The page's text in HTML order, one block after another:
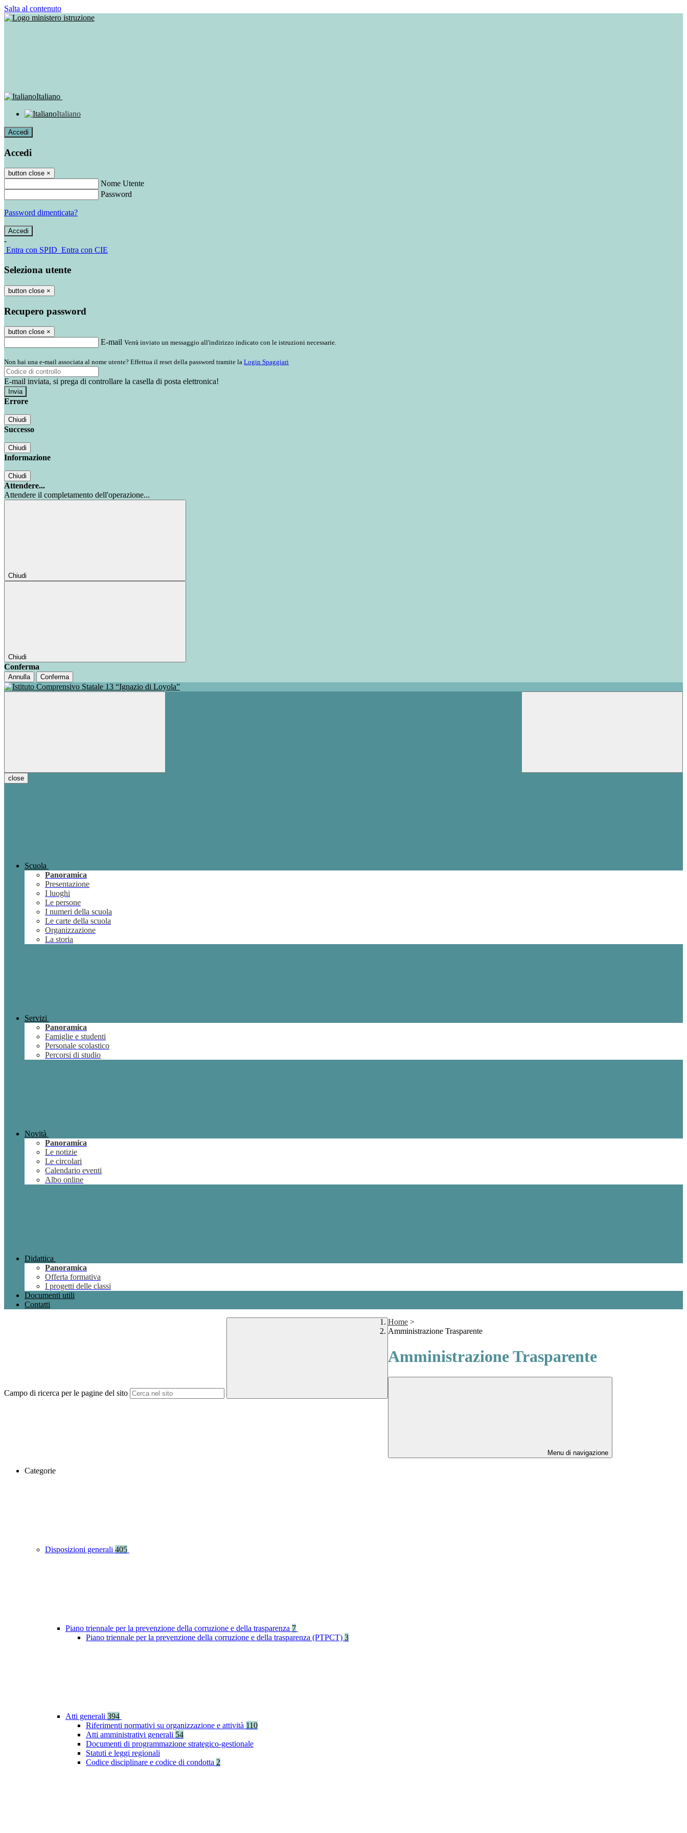
Salta al contenuto
Italiano
Italiano
Accedi
Accedi
button close ×
Nome Utente
Password
Password dimenticata?
-
Entra con SPID Entra con CIE
Seleziona utente
button close ×
Recupero password
button close ×
E-mail Verrà inviato un messaggio all'indirizzo indicato con le istruzioni necessarie.
Non hai una e-mail associata al nome utente? Effettua il reset della password tramite la Login Spaggiari
E-mail inviata, si prega di controllare la casella di posta elettronica!
Errore
Chiudi
Successo
Chiudi
Informazione
Chiudi
Attendere...
Attendere il completamento dell'operazione...
Chiudi
Chiudi
Conferma
Annulla Conferma
close
Scuola
Panoramica
Presentazione
I luoghi
Le persone
I numeri della scuola
Le carte della scuola
Organizzazione
La storia
Servizi
Panoramica
Famiglie e studenti
Personale scolastico
Percorsi di studio
Novità
Panoramica
Le notizie
Le circolari
Calendario eventi
Albo online
Didattica
Panoramica
Offerta formativa
I progetti delle classi
Documenti utili
Contatti
Campo di ricerca per le pagine del sito
Home >
Amministrazione Trasparente
Amministrazione Trasparente
Menu di navigazione
Categorie
Disposizioni generali 405
Piano triennale per la prevenzione della corruzione e della trasparenza 7
Piano triennale per la prevenzione della corruzione e della trasparenza (PTPCT) 3
Atti generali 394
Riferimenti normativi su organizzazione e attività 110
Atti amministrativi generali 54
Documenti di programmazione strategico-gestionale
Statuti e leggi regionali
Codice disciplinare e codice di condotta 2